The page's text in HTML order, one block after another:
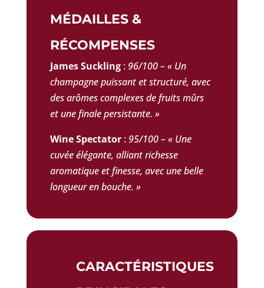
MÉDAILLES &
RÉCOMPENSES
James Suckling:96/100 – « Un
champagne puissant et structuré, avec
des arômes complexes de fruits mûrs
et une finale persistante. »
Wine Spectator:95/100 – « Une
cuvée élégante, alliant richesse
aromatique et finesse, avec une belle
longueur en bouche. »
CARACTÉRISTIQUES